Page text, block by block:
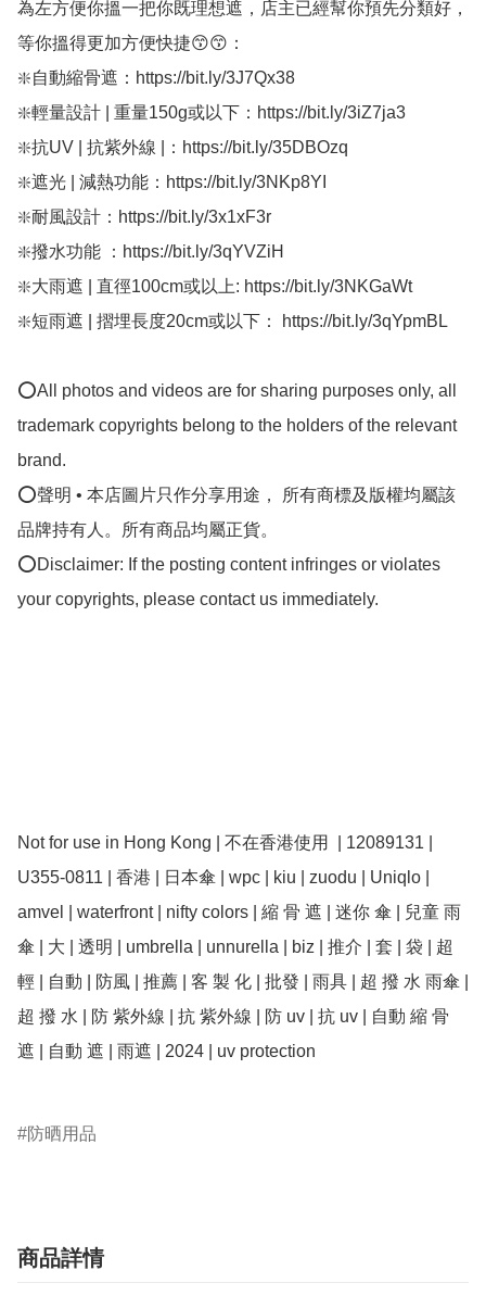
為左方便你搵一把你既理想遮，店主已經幫你預先分類好，
等你搵得更加方便快捷😙😙：
❇️自動縮骨遮：https://bit.ly/3J7Qx38
❇️輕量設計 | 重量150g或以下：https://bit.ly/3iZ7ja3
❇️抗UV | 抗紫外線 |：https://bit.ly/35DBOzq
❇️遮光 | 減熱功能：https://bit.ly/3NKp8YI
❇️耐風設計：https://bit.ly/3x1xF3r
❇️撥水功能 ：https://bit.ly/3qYVZiH
❇️大雨遮 | 直徑100cm或以上: https://bit.ly/3NKGaWt
❇️短雨遮 | 摺埋長度20cm或以下： https://bit.ly/3qYpmBL
⭕All photos and videos are for sharing purposes only, all
trademark copyrights belong to the holders of the relevant
brand.
⭕聲明 • 本店圖片只作分享用途， 所有商標及版權均屬該
品牌持有人。所有商品均屬正貨。
⭕Disclaimer: If the posting content infringes or violates
your copyrights, please contact us immediately.
Not for use in Hong Kong | 不在香港使用  | 12089131 |
U355-0811 | 香港 | 日本傘 | wpc | kiu | zuodu | Uniqlo |
amvel | waterfront | nifty colors | 縮 骨 遮 | 迷你 傘 | 兒童 雨
傘 | 大 | 透明 | umbrella | unnurella | biz | 推介 | 套 | 袋 | 超
輕 | 自動 | 防風 | 推薦 | 客 製 化 | 批發 | 雨具 | 超 撥 水 雨傘 |
超 撥 水 | 防 紫外線 | 抗 紫外線 | 防 uv | 抗 uv | 自動 縮 骨
遮 | 自動 遮 | 雨遮 | 2024 | uv protection
防晒用品
商品詳情